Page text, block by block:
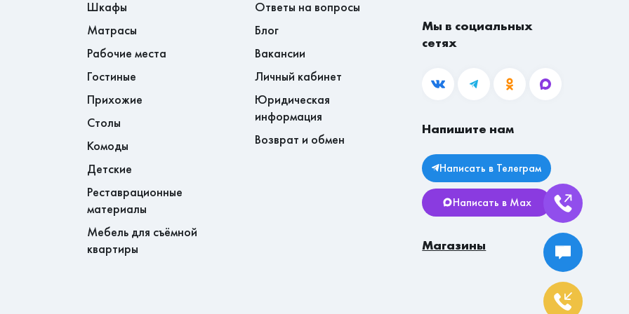
очень вместительный. Выглядит
цвет приличный, хорошо
нареканий нет, все в порядке
крае - доставка до
прайсу. Далее стоимость
компании.
Шкафы
Матрасы
Рабочие места
Гостиные
Прихожие
Столы
Комоды
Детские
Реставрационные
материалы
Мебель для съёмной
квартиры
Ответы на вопросы
Блог
Вакансии
Личный кабинет
Юридическая
информация
Возврат и обмен
Мы в социальных
сетях
Напишите нам
Написать в Телеграм
Написать в Max
Магазины